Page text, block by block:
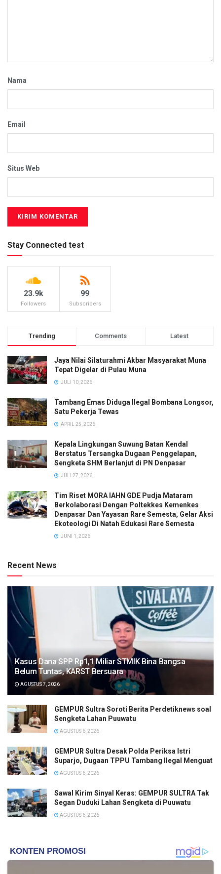
Nama
Email
Situs Web
Stay Connected test
23.9k
Followers
99
Subscribers
Trending Comments Latest
Jaya Nilai Silaturahmi Akbar Masyarakat Muna
Tepat Digelar di Pulau Muna
JULI 10, 2026
Tambang Emas Diduga Ilegal Bombana Longsor,
Satu Pekerja Tewas
APRIL 25, 2026
Kepala Lingkungan Suwung Batan Kendal
Berstatus Tersangka Dugaan Penggelapan,
Sengketa SHM Berlanjut di PN Denpasar
JULI 27, 2026
Tim Riset MORA IAHN GDE Pudja Mataram
Berkolaborasi Dengan Poltekkes Kemenkes
Denpasar Dan Yayasan Rare Semesta, Gelar Aksi
Ekoteologi Di Natah Edukasi Rare Semesta
JUNI 1, 2026
Recent News
Kasus Dana SPP Rp1,1 Miliar STMIK Bina Bangsa
Belum Tuntas, KARST Bersuara
AGUSTUS 7, 2026
GEMPUR Sultra Soroti Berita Perdetiknews soal
Sengketa Lahan Puuwatu
AGUSTUS 6, 2026
GEMPUR Sultra Desak Polda Periksa Istri
Suparjo, Dugaan TPPU Tambang Ilegal Menguat
AGUSTUS 6, 2026
Sawal Kirim Sinyal Keras: GEMPUR SULTRA Tak
Segan Duduki Lahan Sengketa di Puuwatu
AGUSTUS 6, 2026